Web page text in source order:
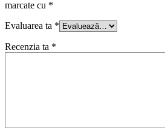
marcate cu *
Evaluarea ta *
Recenzia ta *